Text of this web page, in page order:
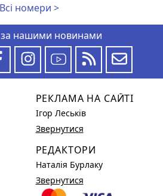
Всі номери >
за нашими новинами
РЕКЛАМА НА САЙТІ
Ігор Леськів
Звернутися
РЕДАКТОРИ
Наталія Бурлаку
Звернутися